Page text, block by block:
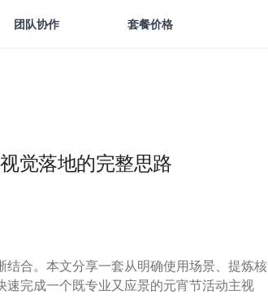
团队协作 套餐价格
觉落地的完整思路
合。本文分享一套从明确使用场景、提炼核
完成一个既专业又应景的元宵节活动主视